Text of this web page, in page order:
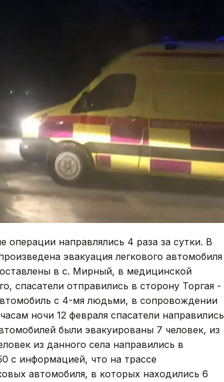
операции направлялись 4 раза за сутки. В
эвакуация легкового автомобиля
в с. Мирный, в медицинской
спасатели отправились в сторону Торгая -
с 4-мя людьми, в сопровождении
ночи 12 февраля спасатели направились
были эвакуированы 7 человек, из
из данного села направились в
с информацией, что на трассе
автомобиля, в которых находились 6